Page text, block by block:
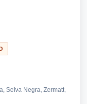
Selva Negra, Zermatt,